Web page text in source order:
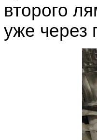
второго
уже через